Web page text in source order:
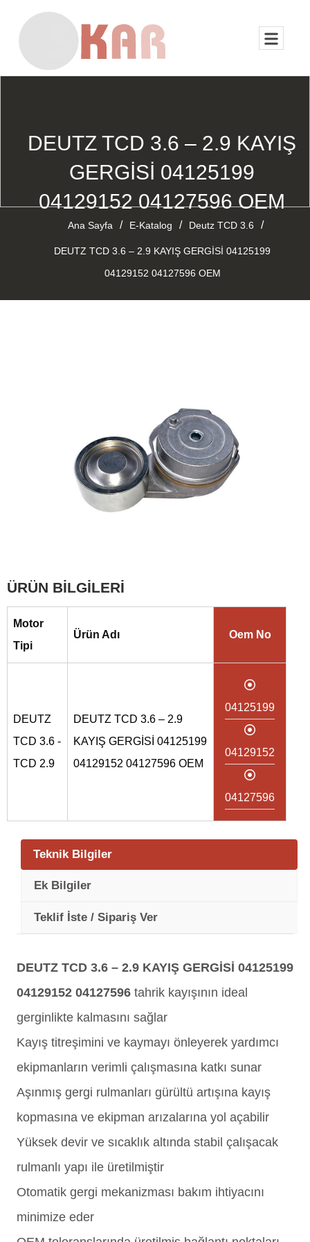
DEUTZ TCD 3.6 – 2.9 KAYIŞ
GERGİSİ 04125199
04129152 04127596 OEM
Ana Sayfa / E-Katalog / Deutz TCD 3.6 /
DEUTZ TCD 3.6 – 2.9 KAYIŞ GERGİSİ 04125199
04129152 04127596 OEM
ÜRÜN BİLGİLERİ
Motor
Tipi
Ürün Adı Oem No
DEUTZ
TCD 3.6 -
TCD 2.9
DEUTZ TCD 3.6 – 2.9
KAYIŞ GERGİSİ 04125199
04129152 04127596 OEM
04125199
04129152
04127596
Teknik Bilgiler
Ek Bilgiler
Teklif İste / Sipariş Ver
DEUTZ TCD 3.6 – 2.9 KAYIŞ GERGİSİ 04125199
04129152 04127596 tahrik kayışının ideal
gerginlikte kalmasını sağlar
Kayış titreşimini ve kaymayı önleyerek yardımcı
ekipmanların verimli çalışmasına katkı sunar
Aşınmış gergi rulmanları gürültü artışına kayış
kopmasına ve ekipman arızalarına yol açabilir
Yüksek devir ve sıcaklık altında stabil çalışacak
rulmanlı yapı ile üretilmiştir
Otomatik gergi mekanizması bakım ihtiyacını
minimize eder